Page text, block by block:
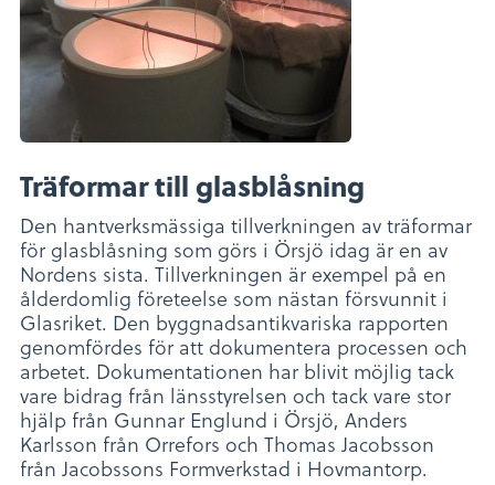
Träformar till glasblåsning
Den hantverksmässiga tillverkningen av träformar
för glasblåsning som görs i Örsjö idag är en av
Nordens sista. Tillverkningen är exempel på en
ålderdomlig företeelse som nästan försvunnit i
Glasriket. Den byggnadsantikvariska rapporten
genomfördes för att dokumentera processen och
arbetet. Dokumentationen har blivit möjlig tack
vare bidrag från länsstyrelsen och tack vare stor
hjälp från Gunnar Englund i Örsjö, Anders
Karlsson från Orrefors och Thomas Jacobsson
från Jacobssons Formverkstad i Hovmantorp.